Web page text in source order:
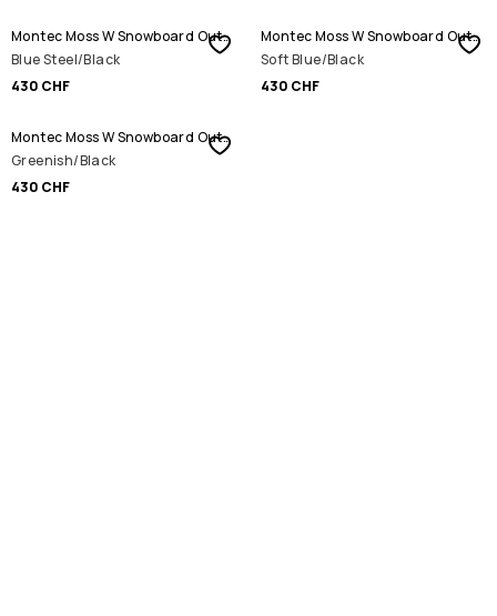
Montec Moss W Snowboard Outfit
Blue Steel/Black
430 CHF
Montec Moss W Snowboard Outfit
Soft Blue/Black
430 CHF
Montec Moss W Snowboard Outfit
Greenish/Black
430 CHF